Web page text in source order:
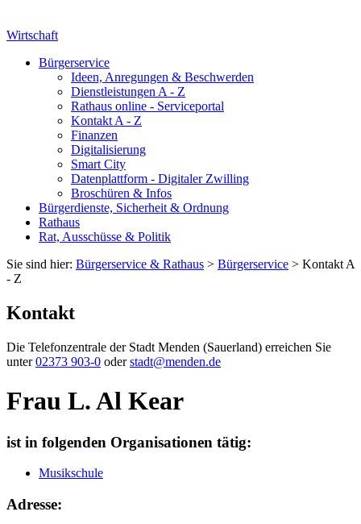
Wirtschaft
Bürgerservice
Ideen, Anregungen & Beschwerden
Dienstleistungen A - Z
Rathaus online - Serviceportal
Kontakt A - Z
Finanzen
Digitalisierung
Smart City
Datenplattform - Digitaler Zwilling
Broschüren & Infos
Bürgerdienste, Sicherheit & Ordnung
Rathaus
Rat, Ausschüsse & Politik
Sie sind hier: Bürgerservice & Rathaus > Bürgerservice > Kontakt A
- Z
Kontakt
Die Telefonzentrale der Stadt Menden (Sauerland) erreichen Sie
unter02373 903-0 oderstadt@menden.de
Frau L. Al Kear
ist in folgenden Organisationen tätig:
Musikschule
Adresse: